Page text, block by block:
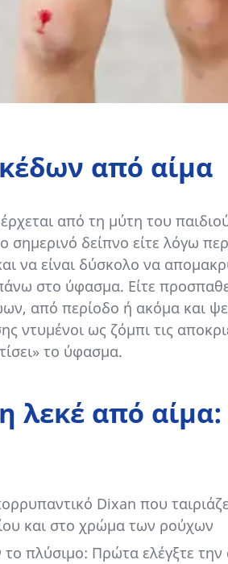
από αίμα
από τη μύτη του
σημερινό δείπνο είτε λόγω
να είναι δύσκολο να
στο ύφασμα. Είτε
από περίοδο ή ακόμα και
ντυμένοι ως ζόμπι τις
το ύφασμα.
λεκέ από
Dixan που
και στο χρώμα των ρούχων
το πλύσιμο: Πρώτα ελέγξτε